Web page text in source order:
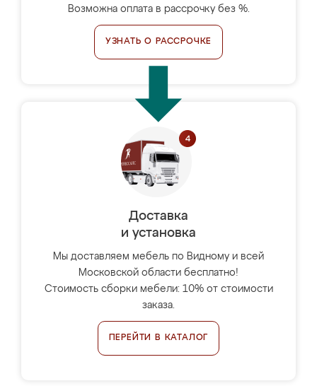
Возможна оплата в рассрочку без %.
УЗНАТЬ О РАССРОЧКЕ
Доставка
и установка
Мы доставляем мебель по Видному и всей
Московской области бесплатно!
Стоимость сборки мебели: 10% от стоимости
заказа.
ПЕРЕЙТИ В КАТАЛОГ